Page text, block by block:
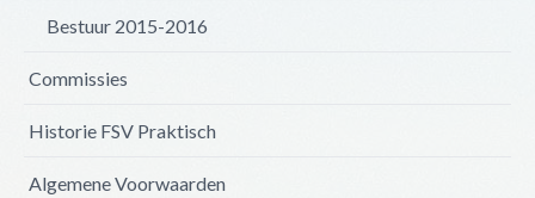
Bestuur 2015-2016
Commissies
Historie FSV Praktisch
Algemene Voorwaarden